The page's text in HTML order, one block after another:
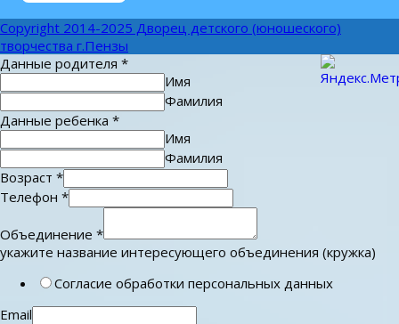
Copyright 2014-2025 Дворец детского (юношеского)
творчества г.Пензы
Данные родителя *
Имя
Фамилия
Данные ребенка *
Имя
Фамилия
Возраст *
Телефон *
Объединение *
укажите название интересующего объединения (кружка)
Согласие обработки персональных данных
Email